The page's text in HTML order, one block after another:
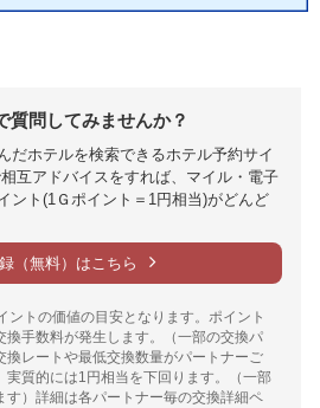
質問してみませんか？
だホテルを検索できるホテル予約サイ
互アドバイスをすれば、マイル・電子
ント(1Ｇポイント＝1円相当)がどんど
（無料）はこちら
トの価値の目安となります。ポイント
換手数料が発生します。（一部の交換パ
換レートや最低交換数量がパートナーご
実質的には1円相当を下回ります。（一部
す）詳細は各パートナー毎の交換詳細ペ